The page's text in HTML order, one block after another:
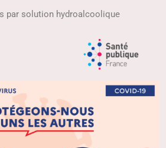
par solution hydroalcoolique